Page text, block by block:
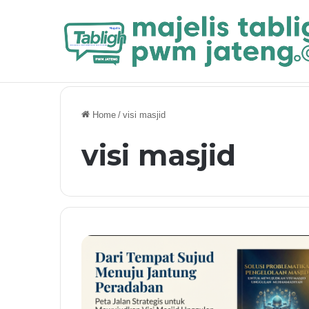
Breaking News Masuk Final CRM Jateng: PRM Singasari
Home / visi masjid
visi masjid